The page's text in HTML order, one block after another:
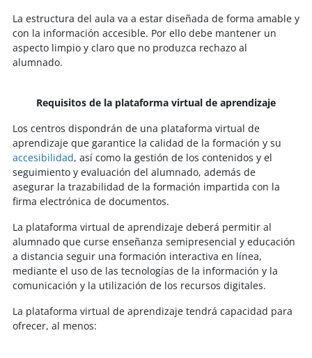
La estructura del aula va a estar diseñada de forma amable y
con la información accesible. Por ello debe mantener un
aspecto limpio y claro que no produzca rechazo al
alumnado.
Requisitos de la plataforma virtual de aprendizaje
Los centros dispondrán de una plataforma virtual de
aprendizaje que garantice la calidad de la formación y su
accesibilidad, así como la gestión de los contenidos y el
seguimiento y evaluación del alumnado, además de
asegurar la trazabilidad de la formación impartida con la
firma electrónica de documentos.
La plataforma virtual de aprendizaje deberá permitir al
alumnado que curse enseñanza semipresencial y educación
a distancia seguir una formación interactiva en línea,
mediante el uso de las tecnologías de la información y la
comunicación y la utilización de los recursos digitales.
La plataforma virtual de aprendizaje tendrá capacidad para
ofrecer, al menos: